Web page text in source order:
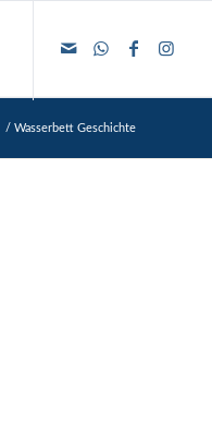
/ Wasserbett Geschichte